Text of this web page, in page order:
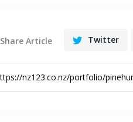
Share Article Twitter